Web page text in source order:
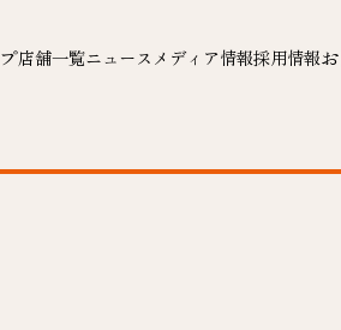
店舗一覧ニュース メディア情報採用情報